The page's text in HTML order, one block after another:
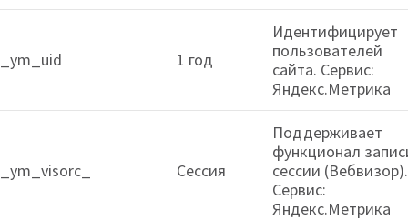
_ym_uid 1 год
Идентифицирует
пользователей
сайта. Сервис:
Яндекс.Метрика
_ym_visorc_ Сессия
Поддерживает
функционал
сессии (Вебвизор).
Сервис:
Яндекс.Метрика